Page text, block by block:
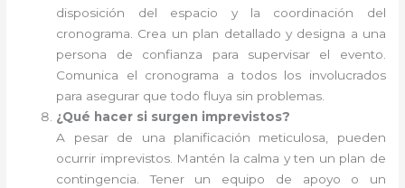
disposición del espacio y la coordinación del
cronograma. Crea un plan detallado y designa a una
persona de confianza para supervisar el evento.
Comunica el cronograma a todos los involucrados
para asegurar que todo fluya sin problemas.
¿Qué hacer si surgen imprevistos?
A pesar de una planificación meticulosa, pueden
ocurrir imprevistos. Mantén la calma y ten un plan de
contingencia. Tener un equipo de apoyo o un